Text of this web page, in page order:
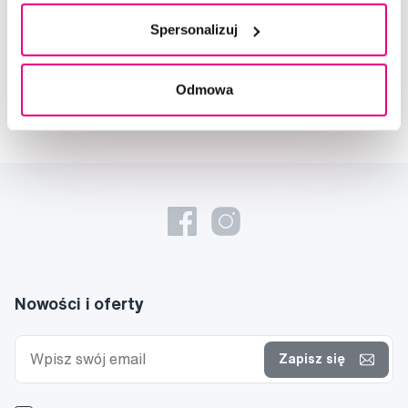
Spersonalizuj
Odmowa
Napisz do naszych ekspertów
Nowości i oferty
Zapisz się